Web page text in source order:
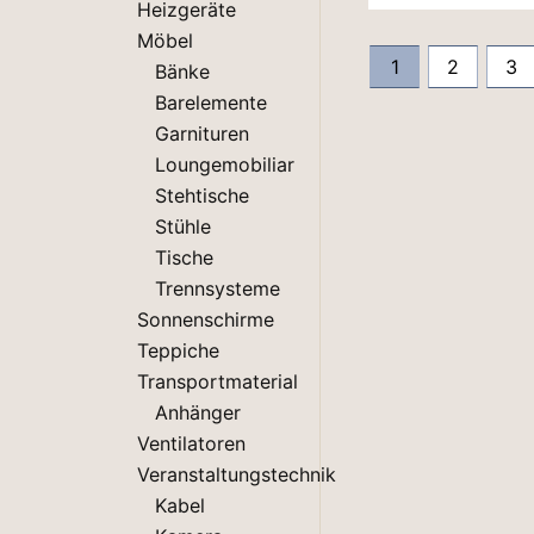
Heizgeräte
Möbel
Bänke
Barelemente
Garnituren
Loungemobiliar
Stehtische
Stühle
Tische
Trennsysteme
Sonnenschirme
Teppiche
Transportmaterial
Anhänger
Ventilatoren
Veranstaltungstechnik
Kabel
1 2 3